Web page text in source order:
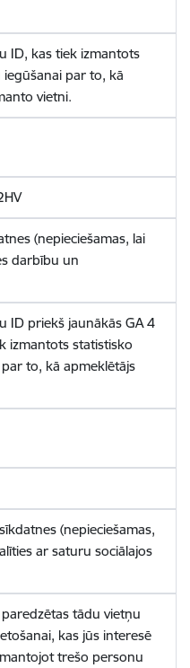
ID, kas tiek izmantots
par to, kā
vietni.
(nepieciešamas, lai
darbību un
ID priekš jaunākās GA 4
izmantots statistisko
to, kā apmeklētājs
(nepieciešamas,
ar saturu sociālajos
tādu vietņu
kas jūs interesē
trešo personu